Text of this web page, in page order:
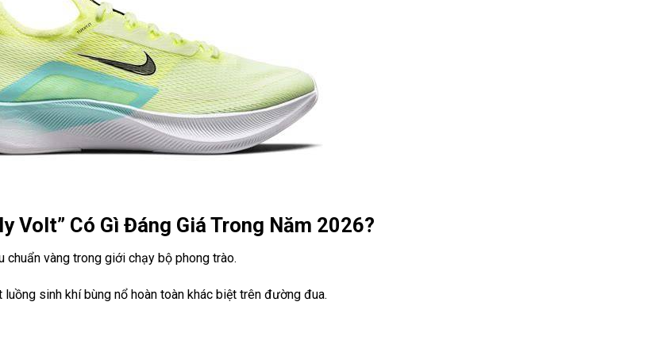
Volt” Có Gì Đáng Giá Trong Năm 2026?
vàng trong giới chạy bộ phong trào.
sinh khí bùng nổ hoàn toàn khác biệt trên đường đua.